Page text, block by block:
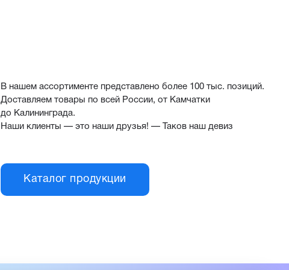
В нашем ассортименте представлено более 100 тыс. позиций.
Доставляем товары по всей России, от Камчатки
до Калининграда.
Наши клиенты — это наши друзья! — Таков наш девиз
Каталог продукции